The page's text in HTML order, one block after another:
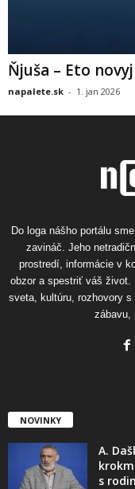
Ňjuša – Eto
napalete.sk - 1. jan 2026
Do loga nášho portálu
zavináč. Jeho
prostredí, informácie v
obzor a spestriť váš život.
sveta, kultúru, rozhovory
zábavu,
NOVINKY
A.
s